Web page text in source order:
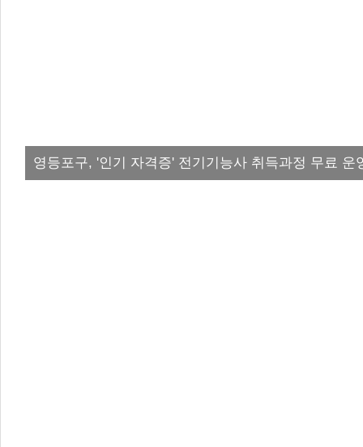
영등포구, '인기 자격증' 전기기능사 취득과정 무료